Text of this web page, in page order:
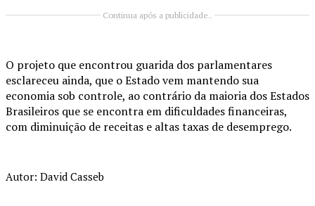
Continua após a publicidade..
O projeto que encontrou guarida dos parlamentares
esclareceu ainda, que o Estado vem mantendo sua
economia sob controle, ao contrário da maioria dos Estados
Brasileiros que se encontra em dificuldades financeiras,
com diminuição de receitas e altas taxas de desemprego.
Autor: David Casseb